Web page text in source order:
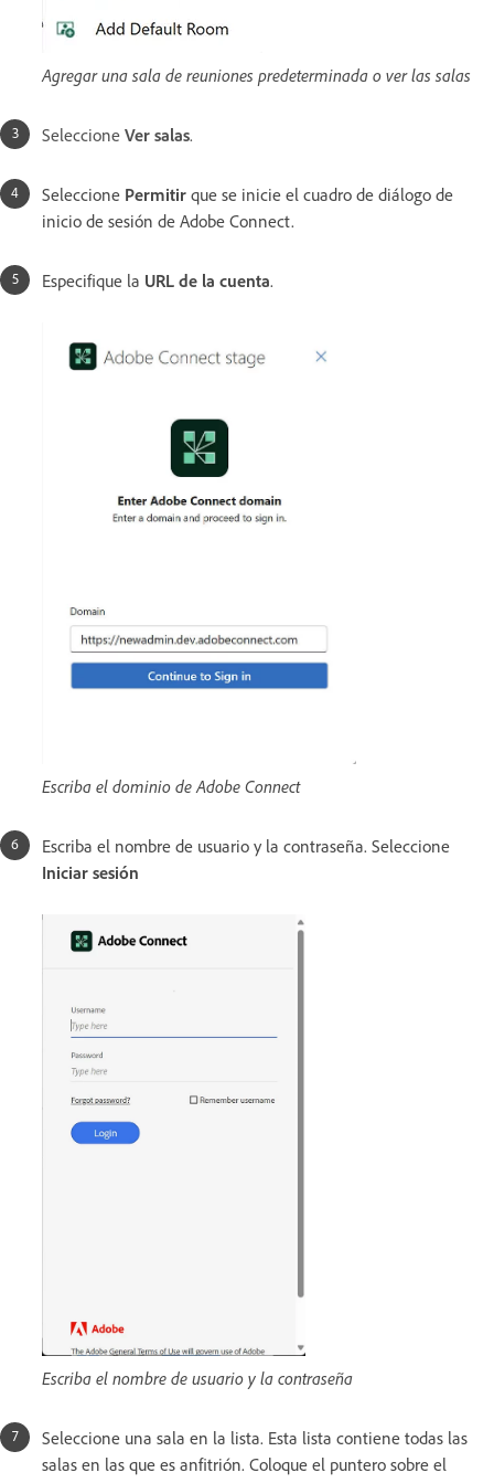
Agregar una sala de reuniones predeterminada o ver las salas
Seleccione Ver salas.
Seleccione Permitir que se inicie el cuadro de diálogo de
inicio de sesión de Adobe Connect.
Especifique la URL de la cuenta.
Escriba el dominio de Adobe Connect
Escriba el nombre de usuario y la contraseña. Seleccione
Iniciar sesión
Escriba el nombre de usuario y la contraseña
Seleccione una sala en la lista. Esta lista contiene todas las
salas en las que es anfitrión. Coloque el puntero sobre el